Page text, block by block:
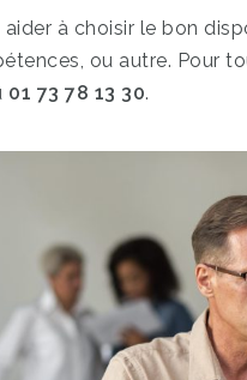
à choisir le bon
ou autre. Pour
01 73 78 13 30.